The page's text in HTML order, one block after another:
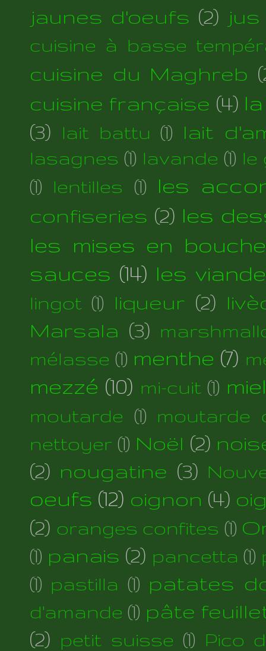
jaunes d'oeufs (2)
cuisine à basse
cuisine du Maghreb
cuisine française (4)
(3)
lait battu (1) lait
lasagnes (1) lavande (1) le
(1)
lentilles (1) les
confiseries (2) les
les mises en bouche
sauces (14) les
lingot (1) liqueur (2)
Marsala (3)
mélasse (1) menthe (7)
mezzé (10) mi-cuit (1) miel
moutarde (1) moutarde
nettoyer (1) Noël (2)
(2) nougatine (3)
oeufs (12) oignon (4)
(2) oranges confites (1)
(1) panais (2) pancetta (1)
(1) pastilla (1) patates
d'amande (1) pâte
(2) petit suisse (1) Pico